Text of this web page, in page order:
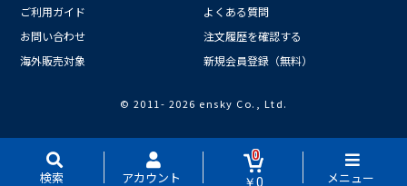
検索 アカウント
0
￥0
メニュー
ご利用ガイド
よくある質問
お問い合わせ
注文履歴を確認する
海外販売対象
新規会員登録（無料）
© 2011- 2026 ensky Co., Ltd.